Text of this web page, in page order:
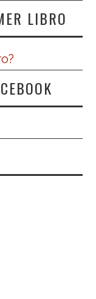
LIBRO